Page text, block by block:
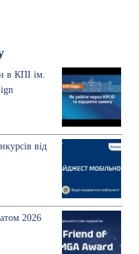
в КПІ ім.
від
2026